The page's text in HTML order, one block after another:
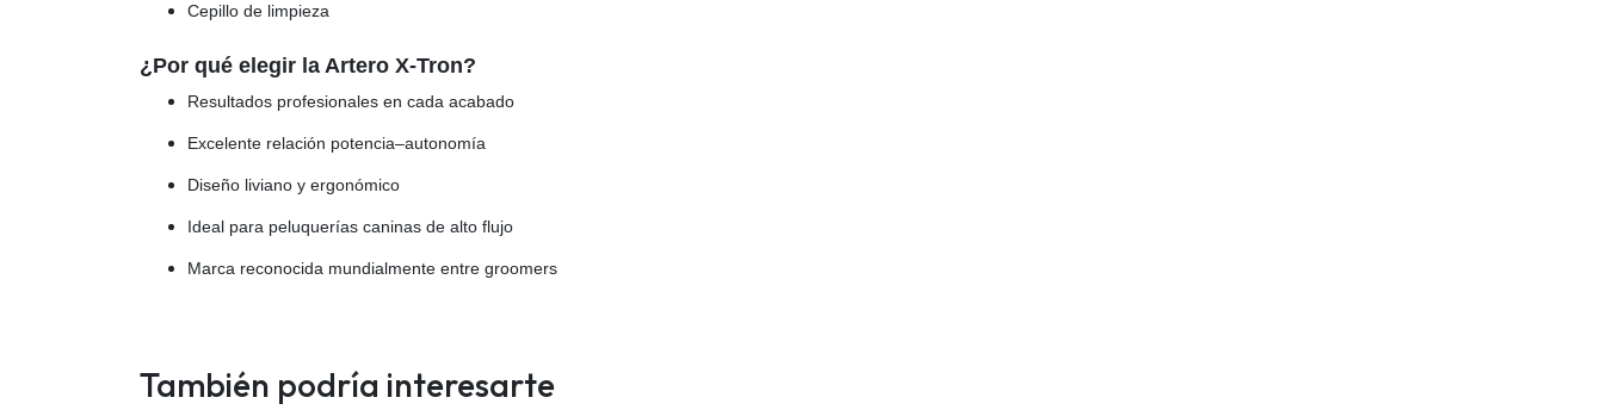
Cepillo de limpieza
¿Por qué elegir la Artero X-Tron?
Resultados profesionales en cada acabado
Excelente relación potencia–autonomía
Diseño liviano y ergonómico
Ideal para peluquerías caninas de alto flujo
Marca reconocida mundialmente entre groomers
También podría interesarte